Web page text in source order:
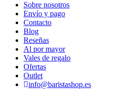
Sobre nosotros
Envío y pago
Contacto
Blog
Reseñas
Al por mayor
Vales de regalo
Ofertas
Outlet
info@baristashop.es